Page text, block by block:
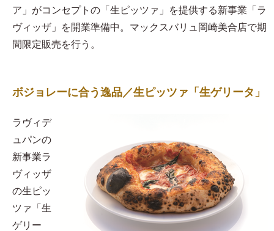
ア」がコンセプトの「生ピッツァ」を提供する新事業「ラ
ヴィッザ」を開業準備中。マックスバリュ岡崎美合店で期
間限定販売を行う。
ボジョレーに合う逸品／生ピッツァ「生ゲリータ」
ラヴィデ
ュパンの
新事業ラ
ヴィッザ
の生ピッ
ツァ「生
ゲリー